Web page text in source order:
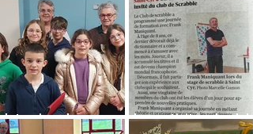
Interview de mars
2026 : Sylvie Venet
Les activités du club
de St Cyr